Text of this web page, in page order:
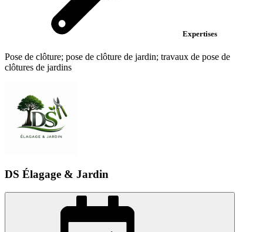
Expertises
Pose de clôture; pose de clôture de jardin; travaux de pose de
clôtures de jardins
DS Élagage & Jardin